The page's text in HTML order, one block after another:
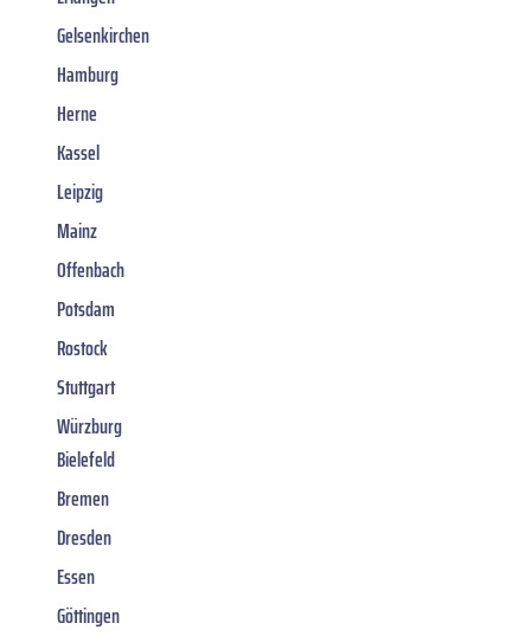
Gelsenkirchen
Hamburg
Herne
Kassel
Leipzig
Mainz
Offenbach
Potsdam
Rostock
Stuttgart
Würzburg
Bielefeld
Bremen
Dresden
Essen
Göttingen